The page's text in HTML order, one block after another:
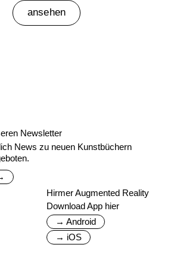
ansehen
Newsletter
News zu neuen Kunstbüchern
Hirmer Augmented Reality
Download App hier
→ Android
→ iOS